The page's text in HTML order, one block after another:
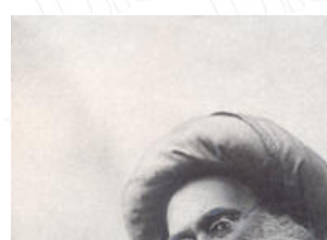
باما پرسش و پاسخ انتقادات و پیشنهادات